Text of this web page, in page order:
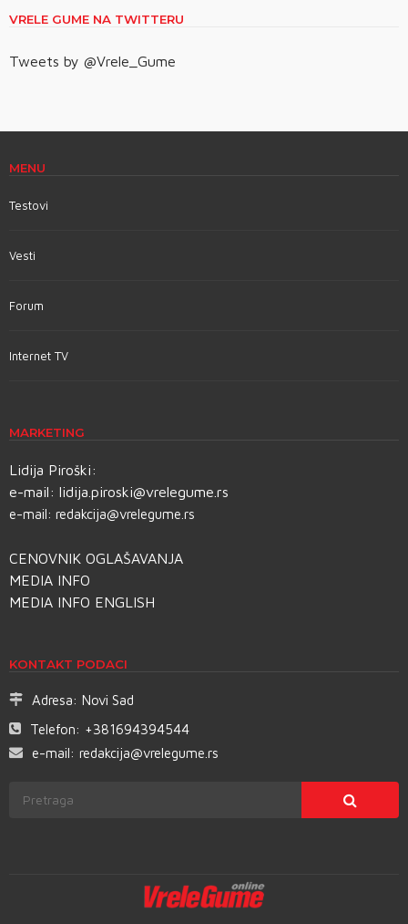
VRELE GUME NA TWITTERU
Tweets by @Vrele_Gume
MENU
Testovi
Vesti
Forum
Internet TV
MARKETING
Lidija Piroški:
e-mail: lidija.piroski@vrelegume.rs
e-mail: redakcija@vrelegume.rs
CENOVNIK OGLAŠAVANJA
MEDIA INFO
MEDIA INFO ENGLISH
KONTAKT PODACI
Adresa: Novi Sad
Telefon: +381694394544
e-mail: redakcija@vrelegume.rs